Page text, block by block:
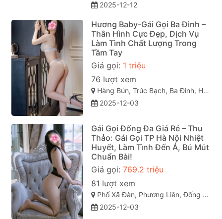
2025-12-12
Hương Baby-Gái Gọi Ba Đình –
Thân Hình Cực Đẹp, Dịch Vụ
Làm Tình Chất Lượng Trong
Tầm Tay
Giá gọi: 1 triệu
76 lượt xem
Hàng Bún, Trúc Bạch, Ba Đình, Hà Nội
2025-12-03
Gái Gọi Đống Đa Giá Rẻ – Thu
Thảo: Gái Gọi TP Hà Nội Nhiệt
Huyết, Làm Tình Đến Á, Bú Mút
Chuẩn Bài!
Giá gọi: 769.2 triệu
81 lượt xem
Phố Xã Đàn, Phương Liên, Đống Đa, Hà Nội
2025-12-03